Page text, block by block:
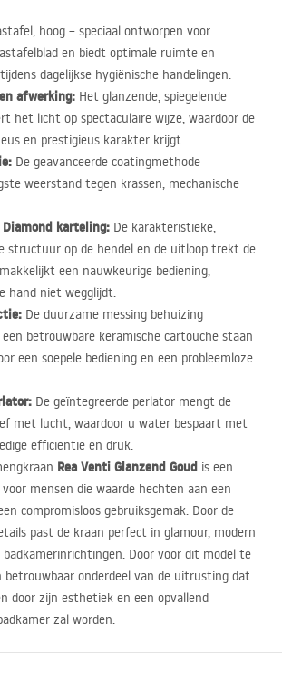
hoog – speciaal ontworpen voor
en biedt optimale ruimte en
dagelijkse hygiënische handelingen.
afwerking: Het glanzende, spiegelende
het licht op spectaculaire wijze, waardoor de
en prestigieus karakter krijgt.
De geavanceerde coatingmethode
weerstand tegen krassen, mechanische
karteling: De karakteristieke,
structuur op de hendel en de uitloop trekt de
een nauwkeurige bediening,
hand niet wegglijdt.
De duurzame messing behuizing
betrouwbare keramische cartouche staan
een soepele bediening en een probleemloze
De geïntegreerde perlator mengt de
met lucht, waardoor u water bespaart met
efficiëntie en druk.
Rea Venti Glanzend Goud is een
mensen die waarde hechten aan een
compromisloos gebruiksgemak. Door de
past de kraan perfect in glamour, modern
badkamerinrichtingen. Door voor dit model te
betrouwbaar onderdeel van de uitrusting dat
door zijn esthetiek en een opvallend
zal worden.